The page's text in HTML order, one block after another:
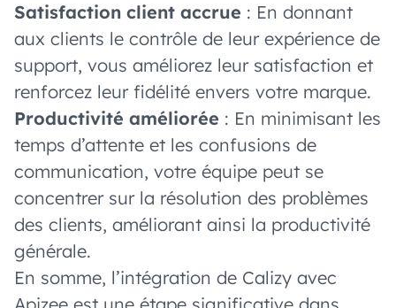
Satisfaction client accrue : En donnant
aux clients le contrôle de leur expérience de
support, vous améliorez leur satisfaction et
renforcez leur fidélité envers votre marque.
Productivité améliorée : En minimisant les
temps d’attente et les confusions de
communication, votre équipe peut se
concentrer sur la résolution des problèmes
des clients, améliorant ainsi la productivité
générale.
En somme, l’intégration de Calizy avec